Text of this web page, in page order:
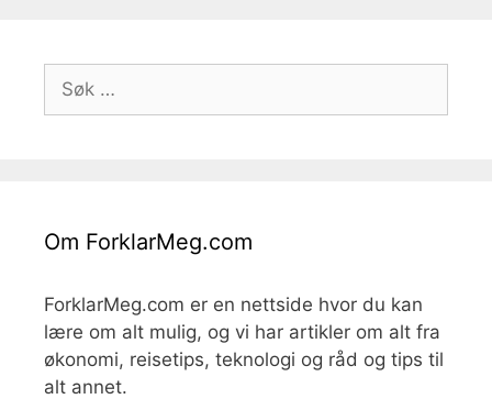
etter:
Om ForklarMeg.com
ForklarMeg.com er en nettside hvor du kan
lære om alt mulig, og vi har artikler om alt fra
økonomi, reisetips, teknologi og råd og tips til
alt annet.